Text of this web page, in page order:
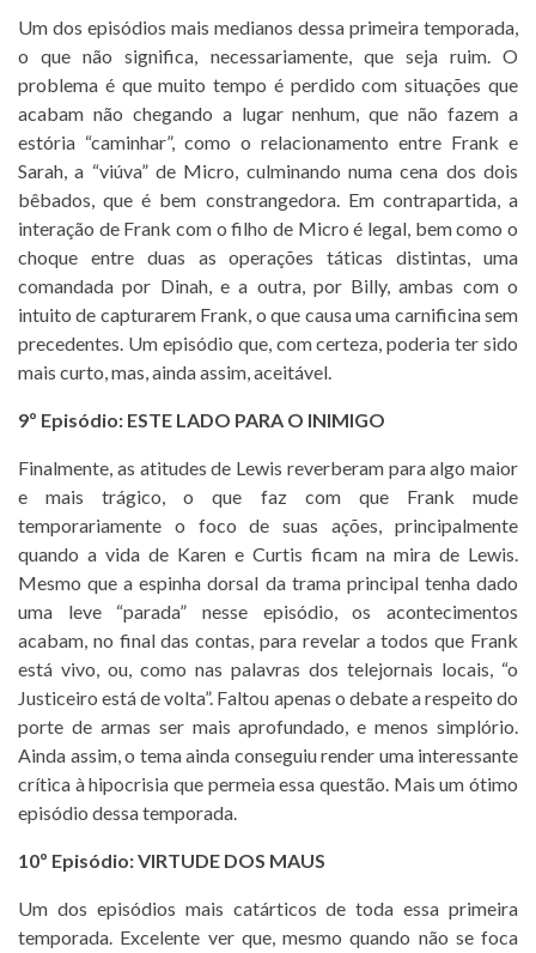
Um dos episódios mais medianos dessa primeira temporada,
o que não significa, necessariamente, que seja ruim. O
problema é que muito tempo é perdido com situações que
acabam não chegando a lugar nenhum, que não fazem a
estória “caminhar”, como o relacionamento entre Frank e
Sarah, a “viúva” de Micro, culminando numa cena dos dois
bêbados, que é bem constrangedora. Em contrapartida, a
interação de Frank com o filho de Micro é legal, bem como o
choque entre duas as operações táticas distintas, uma
comandada por Dinah, e a outra, por Billy, ambas com o
intuito de capturarem Frank, o que causa uma carnificina sem
precedentes. Um episódio que, com certeza, poderia ter sido
mais curto, mas, ainda assim, aceitável.
9º Episódio: ESTE LADO PARA O INIMIGO
Finalmente, as atitudes de Lewis reverberam para algo maior
e mais trágico, o que faz com que Frank mude
temporariamente o foco de suas ações, principalmente
quando a vida de Karen e Curtis ficam na mira de Lewis.
Mesmo que a espinha dorsal da trama principal tenha dado
uma leve “parada” nesse episódio, os acontecimentos
acabam, no final das contas, para revelar a todos que Frank
está vivo, ou, como nas palavras dos telejornais locais, “o
Justiceiro está de volta”. Faltou apenas o debate a respeito do
porte de armas ser mais aprofundado, e menos simplório.
Ainda assim, o tema ainda conseguiu render uma interessante
crítica à hipocrisia que permeia essa questão. Mais um ótimo
episódio dessa temporada.
10º Episódio: VIRTUDE DOS MAUS
Um dos episódios mais catárticos de toda essa primeira
temporada. Excelente ver que, mesmo quando não se foca